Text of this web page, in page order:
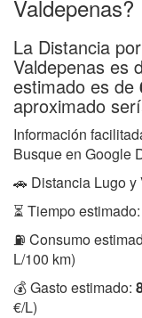
Valdepenas?
La Distancia
Valdepenas es
estimado es de
aproximado
Información
Busque en Google
🚗 Distancia Lugo y
⏳ Tiempo estimado:
⛽ Consumo
L/100 km)
💰 Gasto estimado:
€/L)